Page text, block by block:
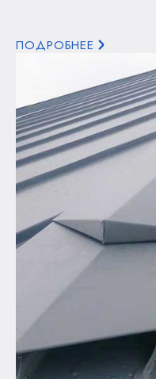
ПОДРОБНЕЕ